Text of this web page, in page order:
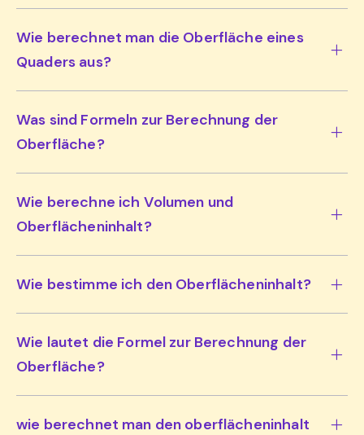
Wie berechnet man die Oberfläche eines
Quaders aus?
Was sind Formeln zur Berechnung der
Oberfläche?
Wie berechne ich Volumen und
Oberflächeninhalt?
Wie bestimme ich den Oberflächeninhalt?
Wie lautet die Formel zur Berechnung der
Oberfläche?
wie berechnet man den oberflächeninhalt